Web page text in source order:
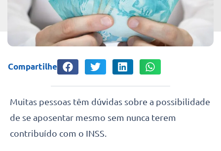
Compartilhe
Muitas pessoas têm dúvidas sobre a possibilidade
de se aposentar mesmo sem nunca terem
contribuído com o INSS.